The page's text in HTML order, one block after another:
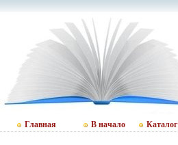
Главная В начало Каталог